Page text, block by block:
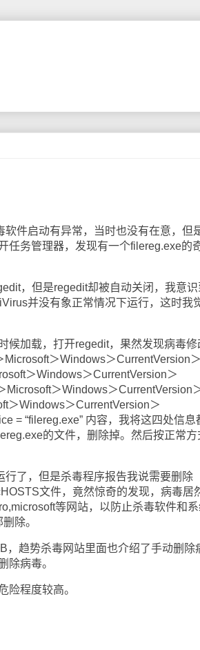
件启动有异常，当时也没有在意，但
任务管理器，发现有一个filereg.exe的
，但是regedit却被自动关闭，我意识
并没有象正常情况下运行，这时我
加载，打开regedit，果然发现病毒修
＞Windows＞CurrentVersion
＞Windows＞CurrentVersion＞
＞Windows＞CurrentVersion
＞Windows＞CurrentVersion＞
= “filereg.exe” 内容，我将这四处信息
的文件，删除掉。然后按正常方
了，但是杀毒程序报告我说需要删除
文件，竟然惊奇的发现，病毒居
等网站，以防止杀毒软件和
除。
趋势杀毒网站里面也介绍了手动删除
除病毒。
程度较高。